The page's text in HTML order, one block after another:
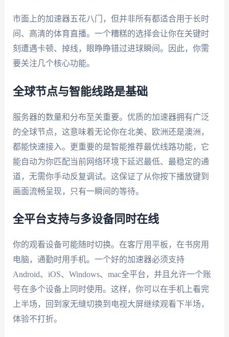
市面上的加速器五花八门，但并非所有都适合用于长时
间、高清的体育直播。一个糟糕的选择会让你在关键时
刻遭遇卡顿、掉线，眼睁睁错过进球瞬间。因此，你需
要关注几个核心功能。
全球节点与智能线路是基础
服务器的数量和分布至关重要。优质的加速器拥有广泛
的全球节点，这意味着无论你在北美、欧洲还是澳洲，
都能快速接入。更重要的是智能推荐最优线路功能，它
能自动为你匹配当前网络环境下延迟最低、最稳定的通
道，无需你手动反复调试。这保证了从你按下播放键到
画面流畅呈现，只有一瞬间的等待。
全平台支持与多设备同时在线
你的观看设备可能随时切换。在客厅用平板，在书房用
电脑，通勤时用手机。一个好的加速器必须支持
Android、iOS、Windows、mac全平台，并且允许一个账
号在多个设备上同时使用。这样，你可以在手机上看完
上半场，回到家无缝切换到电视大屏继续观看下半场，
体验不打折。